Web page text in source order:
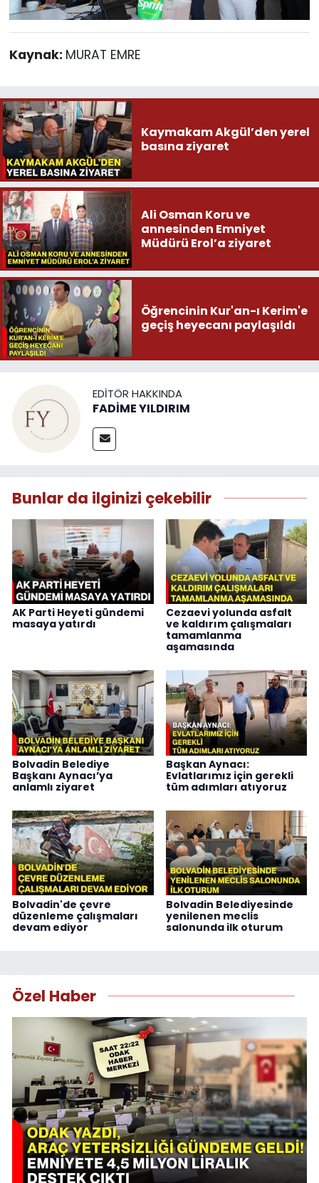
Kaynak: MURAT EMRE
Kaymakam Akgül’den yerel
basına ziyaret
Ali Osman Koru ve
annesinden Emniyet
Müdürü Erol’a ziyaret
Öğrencinin Kur'an-ı Kerim'e
geçiş heyecanı paylaşıldı
EDITÖR HAKKINDA
FADİME YILDIRIM
Bunlar da ilginizi çekebilir
AK Parti Heyeti gündemi
masaya yatırdı
Cezaevi yolunda asfalt
ve kaldırım çalışmaları
tamamlanma
aşamasında
Bolvadin Belediye
Başkanı Aynacı’ya
anlamlı ziyaret
Başkan Aynacı:
Evlatlarımız için gerekli
tüm adımları atıyoruz
Bolvadin'de çevre
düzenleme çalışmaları
devam ediyor
Bolvadin Belediyesinde
yenilenen meclis
salonunda ilk oturum
Özel Haber